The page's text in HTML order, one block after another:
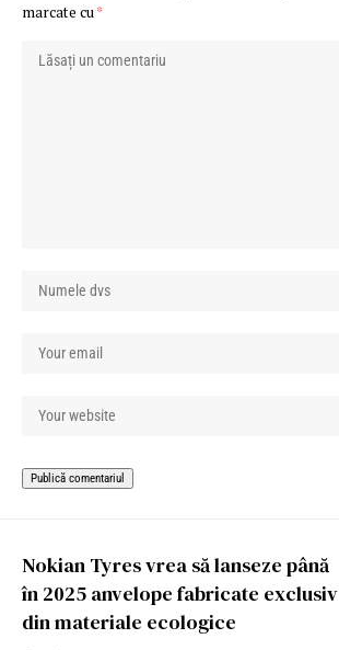
marcate cu*
Nokian Tyres vrea să lanseze până
în 2025 anvelope fabricate exclusiv
din materiale ecologice